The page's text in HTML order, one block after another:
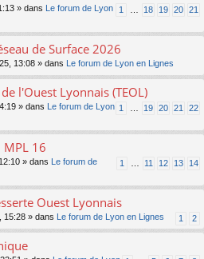
1 18 19 20 21
» dans
Le forum de Lyon
de Surface 2026
13:08 » dans Le forum de Lyon en Lignes
l'Ouest Lyonnais (TEOL)
1 19 20 21 22
» dans
Le forum de Lyon
16
1 11 12 13 14
» dans
Le forum de
Ouest Lyonnais
1 2
15:28 » dans Le forum de Lyon en Lignes